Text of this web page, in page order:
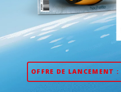
OFFRE DE LANCEMENT